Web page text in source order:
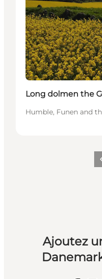
Long dolmen the
Humble, Funen and
Ajoutez